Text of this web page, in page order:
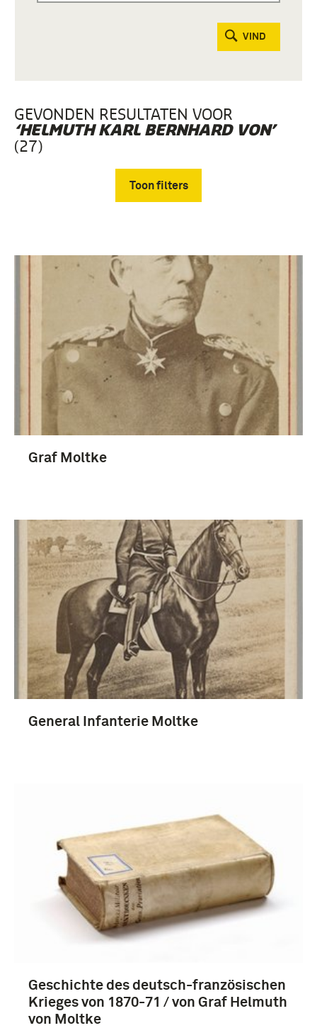
VIND
GEVONDEN RESULTATEN VOOR
‘HELMUTH KARL BERNHARD VON’
(27)
Toon filters
boek (21)
Fotografisch materiaal (3)
1851-1900 (8)
Moltke, Helmuth Karl Bernhard von (6)
Pruisen (koninkrijk) (3)
Graf Moltke
General Infanterie Moltke
Geschichte des deutsch-französischen
Krieges von 1870-71 / von Graf Helmuth
von Moltke